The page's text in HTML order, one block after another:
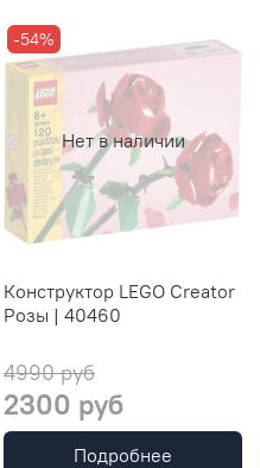
Нет в наличии
-54%
Конструктор LEGO Creator
Розы | 40460
4990 руб
2300 руб
Подробнее